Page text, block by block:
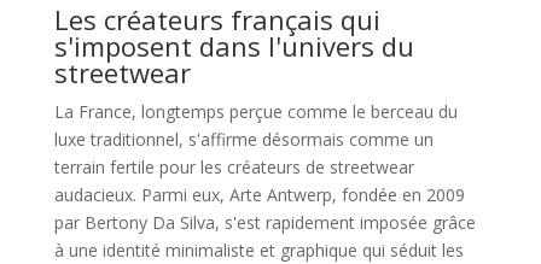
Les créateurs français qui
s'imposent dans l'univers du
streetwear
La France, longtemps perçue comme le berceau du
luxe traditionnel, s'affirme désormais comme un
terrain fertile pour les créateurs de streetwear
audacieux. Parmi eux, Arte Antwerp, fondée en 2009
par Bertony Da Silva, s'est rapidement imposée grâce
à une identité minimaliste et graphique qui séduit les